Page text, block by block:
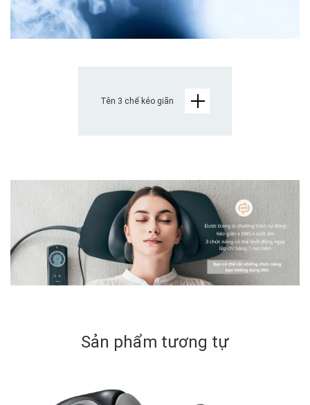
Tên 3 chế kéo giãn
Sản phẩm tương tự